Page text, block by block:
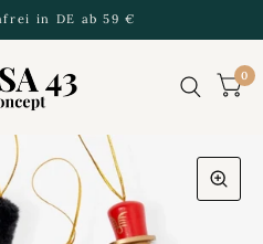
in DE ab 59 €
0